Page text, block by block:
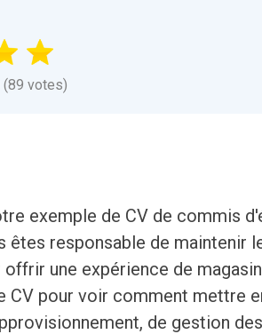
(89 votes)
exemple de CV de commis
êtes responsable de maintenir
offrir une expérience de
CV pour voir comment mettre
de gestion